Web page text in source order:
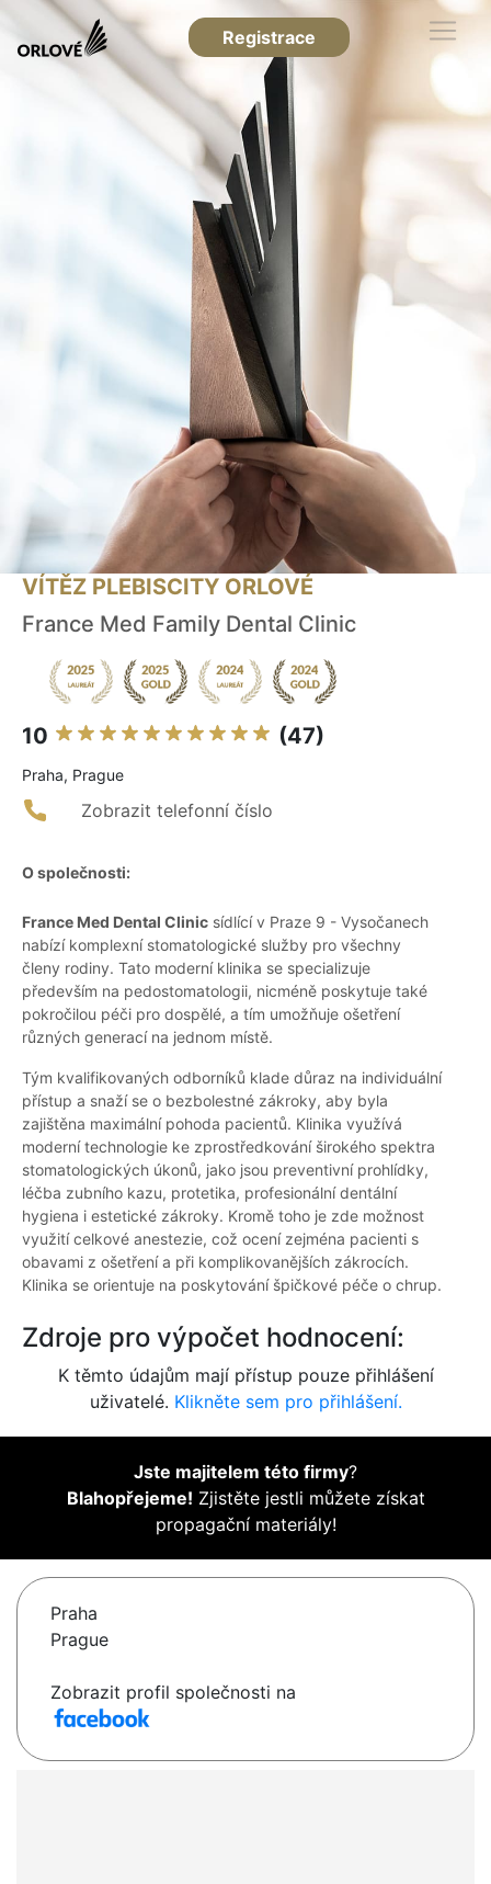
Registrace
VÍTĚZ PLEBISCITY ORLOVÉ
France Med Family Dental Clinic
10 (47)
Praha, Prague
Zobrazit telefonní číslo
O společnosti:
France Med Dental Clinic sídlící v Praze 9 - Vysočanech
nabízí komplexní stomatologické služby pro všechny
členy rodiny. Tato moderní klinika se specializuje
především na pedostomatologii, nicméně poskytuje také
pokročilou péči pro dospělé, a tím umožňuje ošetření
různých generací na jednom místě.
Tým kvalifikovaných odborníků klade důraz na individuální
přístup a snaží se o bezbolestné zákroky, aby byla
zajištěna maximální pohoda pacientů. Klinika využívá
moderní technologie ke zprostředkování širokého spektra
stomatologických úkonů, jako jsou preventivní prohlídky,
léčba zubního kazu, protetika, profesionální dentální
hygiena i estetické zákroky. Kromě toho je zde možnost
využití celkové anestezie, což ocení zejména pacienti s
obavami z ošetření a při komplikovanějších zákrocích.
Klinika se orientuje na poskytování špičkové péče o chrup.
Zdroje pro výpočet hodnocení:
K těmto údajům mají přístup pouze přihlášení
uživatelé. Klikněte sem pro přihlášení.
Jste majitelem této firmy?
Blahopřejeme! Zjistěte jestli můžete získat
propagační materiály!
Praha
Prague
Zobrazit profil společnosti na